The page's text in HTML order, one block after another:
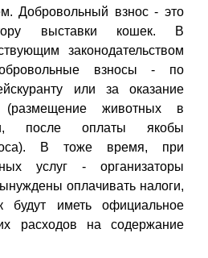
Добровольный взнос - это
выставки кошек. В
законодательством
взносы - по
или за оказание
(размещение животных в
после оплаты якобы
В тоже время, при
услуг - организаторы
оплачивать налоги,
будут иметь официальное
расходов на содержание